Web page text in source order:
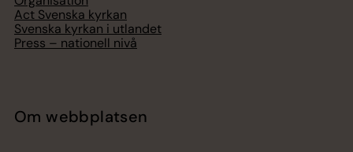
Act Svenska kyrkan
Svenska kyrkan i utlandet
Press – nationell nivå
Om webbplatsen